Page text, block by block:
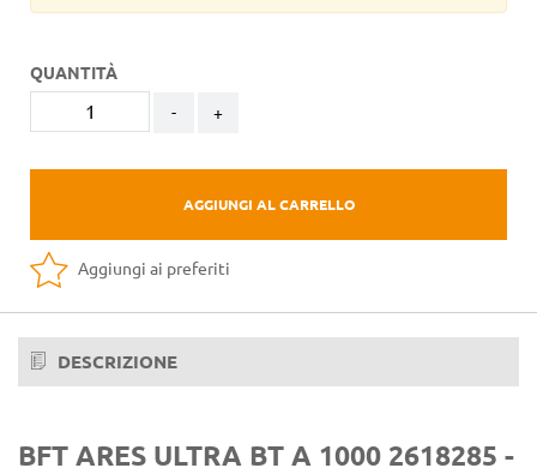
QUANTITÀ
- +
AGGIUNGI AL CARRELLO
Aggiungi ai preferiti
DESCRIZIONE
BFT ARES ULTRA BT A 1000 2618285 -